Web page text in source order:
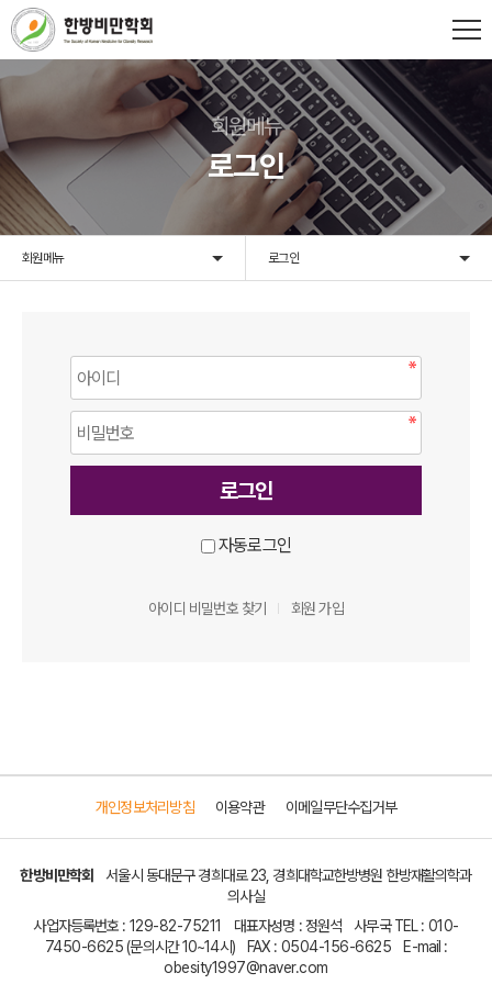
회원메뉴
로그인
회원메뉴 로그인
자동로그인
아이디 비밀번호 찾기 회원 가입
개인정보처리방침 이용약관 이메일무단수집거부
한방비만학회
서울시 동대문구 경희대로 23, 경희대학교한방병원 한방재활의학과
의사실
사업자등록번호 : 129-82-75211 대표자성명 : 정원석 사무국 TEL : 010-
7450-6625(문의시간 10~14시) FAX : 0504-156-6625
E-mail :
obesity1997@naver.com